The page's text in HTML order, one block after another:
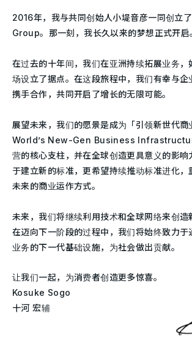
2016年，我与共同创始人小堤音彦一同创立
Group。那一刻，我长久以来的梦想正式开启
在过去的十年间，我们在亚洲持续拓展业务，
场设立了据点。在这段旅程中，我们有幸与企
携手合作，共同开启了增长的无限可能。
展望未来，我们的愿景是成为「引领新世代
World’s New-Gen Business
营的核心支柱，并在全球创造更具意义的影响
于建立新的标准，更希望持续推动标准进化，
未来的商业运作方式。
未来，我们将继续利用技术和全球网络来创造
在迈向下一阶段的过程中，我们将始终致力于
业务的下一代基础设施，为社会做出贡献。
让我们一起，为消费者创造更多惊喜。
Kosuke Sogo
十河 宏辅